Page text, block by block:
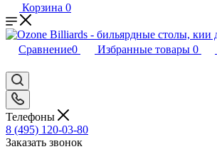
Корзина 0
Сравнение0 Избранные товары 0
Телефоны
8 (495) 120-03-80
Заказать звонок